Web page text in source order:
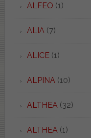
ALFEO (1)
ALIA(7)
ALICE(1)
ALPINA(10)
ALTHEA(32)
ALTHEA(1)